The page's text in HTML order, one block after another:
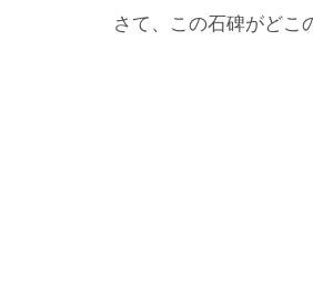
さて、この石碑がどこ